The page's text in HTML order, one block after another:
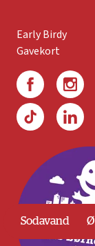
Sodavand
Early Birdy
Gavekort